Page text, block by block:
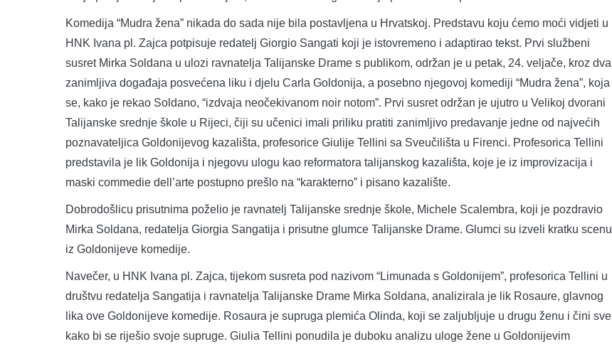
Komedija “Mudra žena” nikada do sada nije bila postavljena u Hrvatskoj. Predstavu koju ćemo moći vidjeti u
HNK Ivana pl. Zajca potpisuje redatelj Giorgio Sangati koji je istovremeno i adaptirao tekst. Prvi službeni
susret Mirka Soldana u ulozi ravnatelja Talijanske Drame s publikom, održan je u petak, 24. veljače, kroz dva
zanimljiva događaja posvećena liku i djelu Carla Goldonija, a posebno njegovoj komediji “Mudra žena”, koja
se, kako je rekao Soldano, “izdvaja neočekivanom noir notom”. Prvi susret održan je ujutro u Velikoj dvorani
Talijanske srednje škole u Rijeci, čiji su učenici imali priliku pratiti zanimljivo predavanje jedne od najvećih
poznavateljica Goldonijevog kazališta, profesorice Giulije Tellini sa Sveučilišta u Firenci. Profesorica Tellini
predstavila je lik Goldonija i njegovu ulogu kao reformatora talijanskog kazališta, koje je iz improvizacija i
maski commedie dell’arte postupno prešlo na “karakterno” i pisano kazalište.
Dobrodošlicu prisutnima poželio je ravnatelj Talijanske srednje škole, Michele Scalembra, koji je pozdravio
Mirka Soldana, redatelja Giorgia Sangatija i prisutne glumce Talijanske Drame. Glumci su izveli kratku scenu
iz Goldonijeve komedije.
Navečer, u HNK Ivana pl. Zajca, tijekom susreta pod nazivom “Limunada s Goldonijem”, profesorica Tellini u
društvu redatelja Sangatija i ravnatelja Talijanske Drame Mirka Soldana, analizirala je lik Rosaure, glavnog
lika ove Goldonijeve komedije. Rosaura je supruga plemića Olinda, koji se zaljubljuje u drugu ženu i čini sve
kako bi se riješio svoje supruge. Giulia Tellini ponudila je duboku analizu uloge žene u Goldonijevim